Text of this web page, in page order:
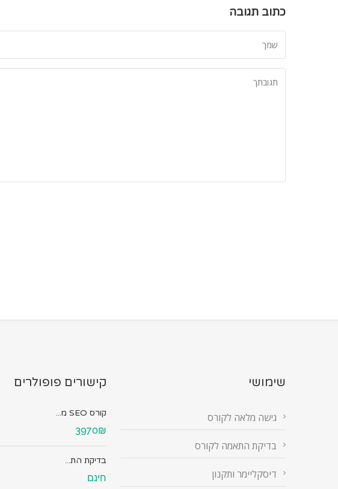
כתוב תגובה
שימושי
גישה מלאה לקורס
בדיקת התאמה לקורס
דיסקליימר ותקנון
קישורים פופולרים
קורס SEO מ...
3970₪
בדיקת הת...
חינם